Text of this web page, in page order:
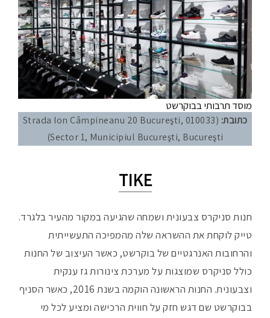
מוסד תרבותי בבוקרשט
כתובת: (Strada Ion Câmpineanu 20 Bucureşti, 010033
(Sector 1, Municipiul Bucureşti, Bucureşti
TIKE
חנות סניקרס צבעונית ושמחה שהגיעה במקור מהעיר בלגרד.
טייק לוקחת את ההשראה שלה מהמפיכה התעשייתית
והרחובות האנרגטיים של בוקרשט, כאשר העיצוב של החנות
כולל סניקרס שמוצגות על מערכת צינורות גז ענקית
וצבעונית. החנות הראשונה הוקמה בשנת 2016, כאשר הסניף
בבוקרשט שם דגש חזק על חווית הרכישה ומציע לכל מי